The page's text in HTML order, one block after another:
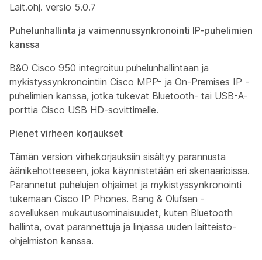
Lait.ohj. versio 5.0.7
Puhelunhallinta ja vaimennussynkronointi IP-puhelimien
kanssa
B&O Cisco 950 integroituu puhelunhallintaan ja
mykistyssynkronointiin Cisco MPP- ja On-Premises IP -
puhelimien kanssa, jotka tukevat Bluetooth- tai USB-A-
porttia Cisco USB HD-sovittimelle.
Pienet virheen korjaukset
Tämän version virhekorjauksiin sisältyy parannusta
äänikehotteeseen, joka käynnistetään eri skenaarioissa.
Parannetut puhelujen ohjaimet ja mykistyssynkronointi
tukemaan Cisco IP Phones. Bang & Olufsen -
sovelluksen mukautusominaisuudet, kuten Bluetooth
hallinta, ovat parannettuja ja linjassa uuden laitteisto-
ohjelmiston kanssa.